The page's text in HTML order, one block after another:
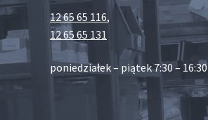
12 65 65 116,
12 65 65 131
poniedziałek – piątek 7:30 – 16:30